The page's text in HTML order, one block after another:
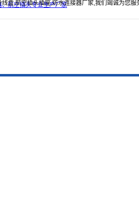
盒,航空插头插座,防水连接器厂家,我们竭诚为您服